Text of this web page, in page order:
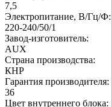
7,5
Электропитание, В/Гц/Ф:
220-240/50/1
Завод-изготовитель:
AUX
Страна производства:
КНР
Гарантия производителя:
36
Цвет внутреннего блока: